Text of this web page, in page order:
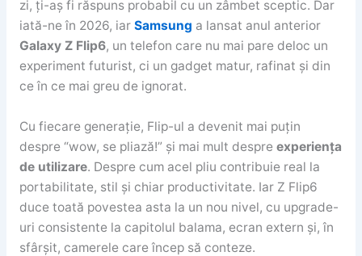
zi, ți-aș fi răspuns probabil cu un zâmbet sceptic. Dar
iată-ne în 2026, iar Samsung a lansat anul anterior
Galaxy Z Flip6, un telefon care nu mai pare deloc un
experiment futurist, ci un gadget matur, rafinat și din
ce în ce mai greu de ignorat.
Cu fiecare generație, Flip-ul a devenit mai puțin
despre “wow, se pliază!” și mai mult despre experiența
de utilizare. Despre cum acel pliu contribuie real la
portabilitate, stil și chiar productivitate. Iar Z Flip6
duce toată povestea asta la un nou nivel, cu upgrade-
uri consistente la capitolul balama, ecran extern și, în
sfârșit, camerele care încep să conteze.